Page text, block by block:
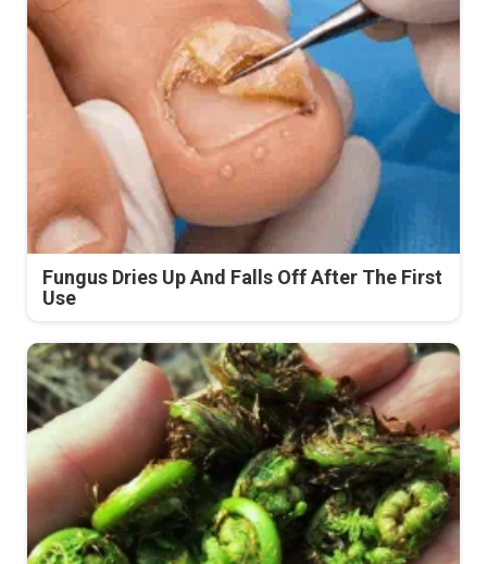
Fungus Dries Up And Falls Off After The First
Use